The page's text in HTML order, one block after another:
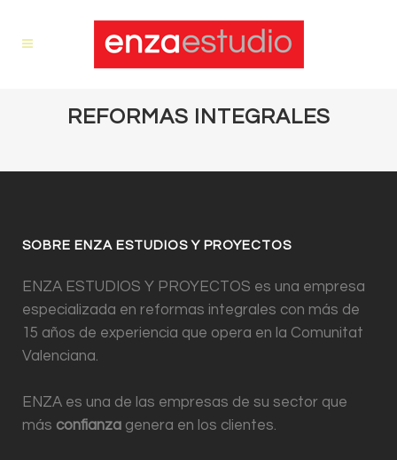
REFORMAS INTEGRALES
SOBRE ENZA ESTUDIOS Y PROYECTOS
ENZA ESTUDIOS Y PROYECTOS es una empresa
especializada en reformas integrales con más de
15 años de experiencia que opera en la Comunitat
Valenciana.
ENZA es una de las empresas de su sector que
más confianza genera en los clientes.